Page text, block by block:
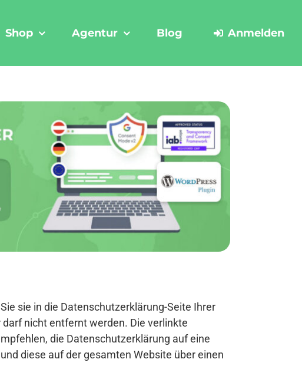
Shop Agentur Blog Anmelden
sie in die Datenschutzerklärung-Seite Ihrer
nicht entfernt werden. Die verlinkte
die Datenschutzerklärung auf eine
diese auf der gesamten Website über einen